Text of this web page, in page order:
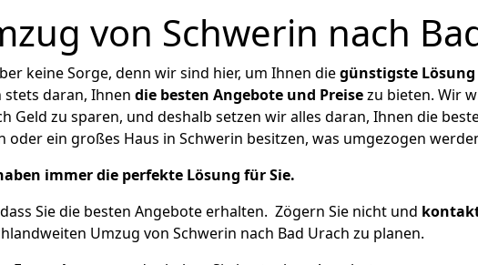
von Schwerin nach
keine Sorge, denn wir sind hier, um Ihnen diegünstigste Lösung
daran, Ihnen die besten Angebote und Preisezu bieten. Wir
Geld zu sparen, und deshalb setzen wir alles daran, Ihnen die
oder ein großes Haus in Schwerin besitzen, was umgezogen
immer die perfekte Lösung für Sie.
Sie die besten Angebote erhalten. Zögern Sie nicht und
Umzug von Schwerin nach Bad Urach zu planen.